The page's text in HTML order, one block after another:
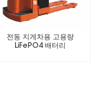
전동 지게차용 고용량
LiFePO4 배터리